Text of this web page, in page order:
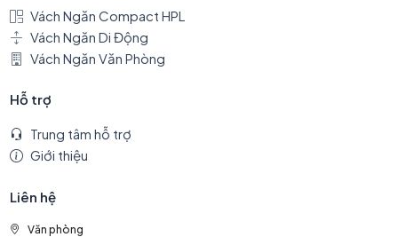
Vách Ngăn Compact HPL
Vách Ngăn Di Động
Vách Ngăn Văn Phòng
Hỗ trợ
Trung tâm hỗ trợ
Giới thiệu
Liên hệ
Văn phòng